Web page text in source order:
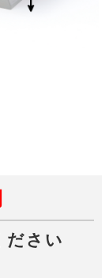
ださい